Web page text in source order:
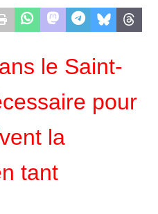
le Saint-
pour
la
tant